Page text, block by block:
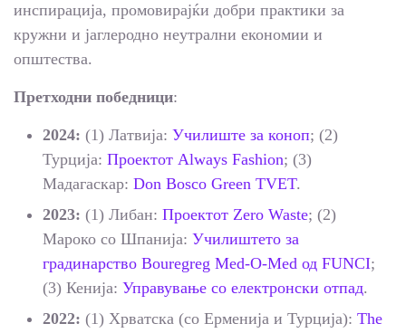
инспирација, промовирајќи добри практики за
кружни и јаглеродно неутрални економии и
општества.
Претходни победници:
2024: (1) Латвија: Училиште за коноп; (2)
Турција: Проектот Always Fashion; (3)
Мадагаскар: Don Bosco Green TVET.
2023: (1) Либан: Проектот Zero Waste; (2)
Мароко со Шпанија: Училиштето за
градинарство Bouregreg Med-O-Med од FUNCI;
(3) Кенија: Управување со електронски отпад.
2022: (1) Хрватска (со Ерменија и Турција): The